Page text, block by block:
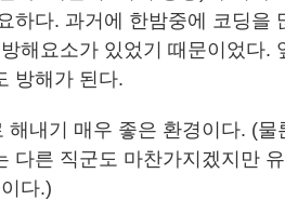
다. 과거에 한밤중에 코딩을
해요소가 있었기 때문이었다.
방해가 된다.
내기 매우 좋은 환경이다. (물
다른 직군도 마찬가지겠지만
다.)